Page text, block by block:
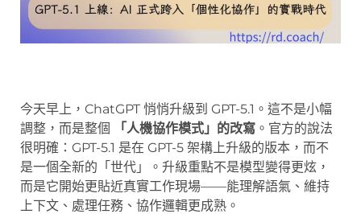
今天早上，ChatGPT 悄悄升級到 GPT-5.1。這不是小幅
調整，而是整個
「人機協作模式」的改寫 。官方的說法
很明確：GPT-5.1 是在 GPT-5 架構上升級的版本，而不
是一個全新的「世代」。升級重點不是模型變得更炫，
而是它開始更貼近真實工作現場——能理解語氣、維持
上下文、處理任務、協作邏輯更成熟。